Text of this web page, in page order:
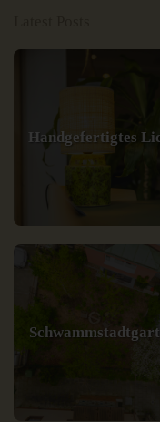
Handgefertigtes